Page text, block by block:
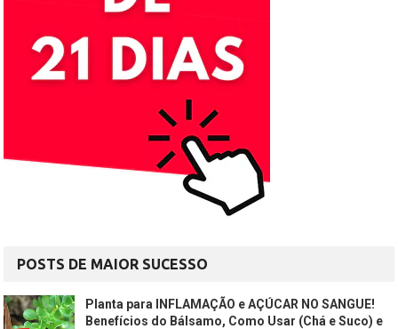
POSTS DE MAIOR SUCESSO
Planta para INFLAMAÇÃO e AÇÚCAR NO SANGUE!
Benefícios do Bálsamo, Como Usar (Chá e Suco) e